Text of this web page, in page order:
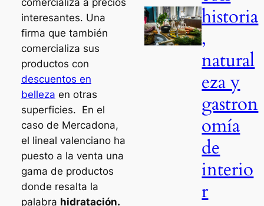
comercializa a precios
interesantes. Una
firma que también
comercializa sus
productos con
descuentos en
belleza en otras
superficies. En el
caso de Mercadona,
el lineal valenciano ha
puesto a la venta una
gama de productos
donde resalta la
palabra hidratación.
historia
,
natural
eza y
gastron
omía
de
interio
r